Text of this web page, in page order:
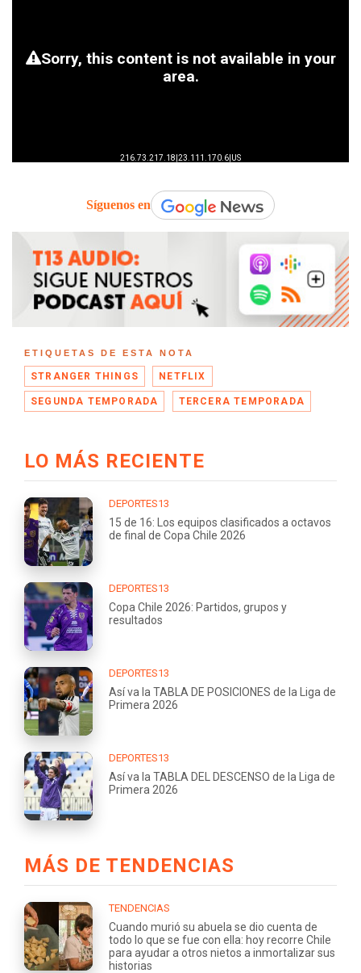
Síguenos en
ETIQUETAS DE ESTA NOTA
STRANGER THINGS NETFLIX
SEGUNDA TEMPORADA TERCERA TEMPORADA
LO MÁS RECIENTE
DEPORTES13
15 de 16: Los equipos clasificados a octavos
de final de Copa Chile 2026
DEPORTES13
Copa Chile 2026: Partidos, grupos y
resultados
DEPORTES13
Así va la TABLA DE POSICIONES de la Liga de
Primera 2026
DEPORTES13
Así va la TABLA DEL DESCENSO de la Liga de
Primera 2026
MÁS DE TENDENCIAS
TENDENCIAS
Cuando murió su abuela se dio cuenta de
todo lo que se fue con ella: hoy recorre Chile
para ayudar a otros nietos a inmortalizar sus
historias